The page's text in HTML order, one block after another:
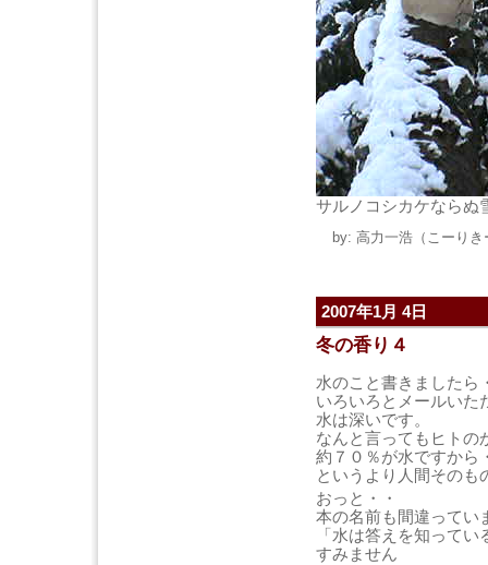
サルノコシカケならぬ
by: 高力一浩（こーりき
2007年1月 4日
冬の香り４
水のこと書きましたら
いろいろとメールいた
水は深いです。
なんと言ってもヒトの
約７０％が水ですから
というより人間そのも
おっと・・
本の名前も間違ってい
「水は答えを知ってい
すみません